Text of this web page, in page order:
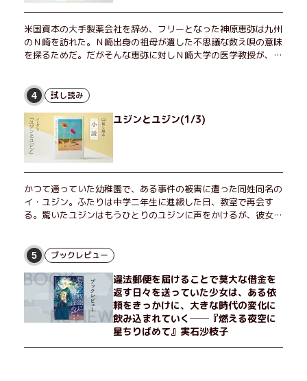
米国資本の大手製薬会社を辞め、フリーとなった神原恵弥は九州
のＮ崎を訪れた。Ｎ崎出身の祖母が遺した不思議な数え唄の意味
を探るためだ。だがそんな恵弥に対しＮ崎大学の医学教授が、米
恵弥は、まるで影のような存在の博士とまみえることはできるの
か？ そして、唄の歌詞「かたむくマリア」に込められた秘密と
は？ 謎めいたラストが鮮烈な余韻を残すシリーズ第四作！
4 試し読み
ユジンとユジン(1/3)
かつて通っていた幼稚園で、ある事件の被害に遭った同姓同名の
イ・ユジン。ふたりは中学二年生に進級した日、教室で再会す
る。驚いたユジンはもうひとりのユジンに声をかけるが、彼女は
トセラー小説の邦訳版。
5 ブックレビュー
違法郵便を届けることで莫大な借金を
返す日々を送っていた少女は、ある依
頼をきっかけに、大きな時代の変化に
飲み込まれていく──『燃える夜空に
星ちりばめて』実石沙枝子